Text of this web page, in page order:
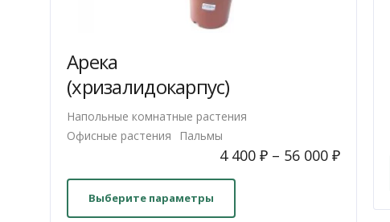
Арека
(хризалидокарпус)
Напольные комнатные растения
Офисные растения
Пальмы
4 400₽ – 56 000₽
Выберите параметры
имеет